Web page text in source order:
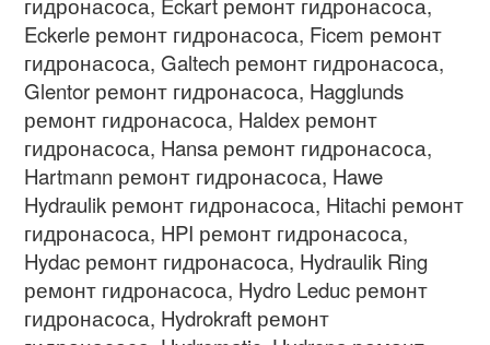
Eckerle ремонт гидронасоса, Ficem ремонт
гидронасоса, Galtech ремонт гидронасоса,
Glentor ремонт гидронасоса, Hagglunds
ремонт гидронасоса, Haldex ремонт
гидронасоса, Hansa ремонт гидронасоса,
Hartmann ремонт гидронасоса, Hawe
Hydraulik ремонт гидронасоса, Hitachi ремонт
гидронасоса, HPI ремонт гидронасоса,
Hydac ремонт гидронасоса, Hydraulik Ring
ремонт гидронасоса, Hydro Leduc ремонт
гидронасоса, Hydrokraft ремонт